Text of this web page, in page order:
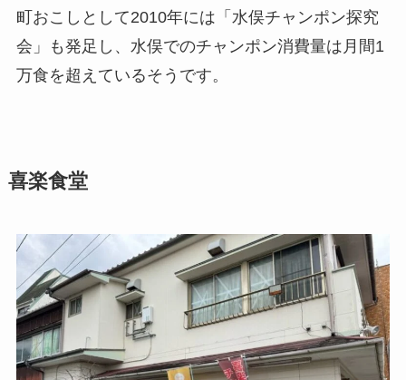
町おこしとして2010年には「水俣チャンポン探究
会」も発足し、水俣でのチャンポン消費量は月間1
万食を超えているそうです。
喜楽食堂